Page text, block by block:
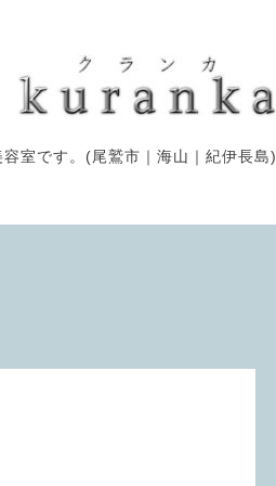
室です。(尾鷲市｜海山｜紀伊長島)